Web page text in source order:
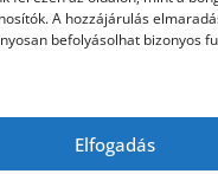
A hozzájárulás
befolyásolhat bizonyos
Elfogadás